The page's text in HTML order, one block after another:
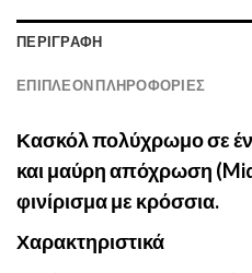
ΠΕΡΙΓΡΑΦΉ
ΕΠΙΠΛΈΟΝ ΠΛΗΡΟΦΟΡΊΕΣ
Κασκόλ πολύχρωμο σε
και μαύρη απόχρωση
φινίρισμα με κρόσσια.
Χαρακτηριστικά